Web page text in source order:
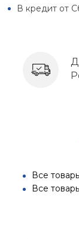
В кредит от
Все
Все